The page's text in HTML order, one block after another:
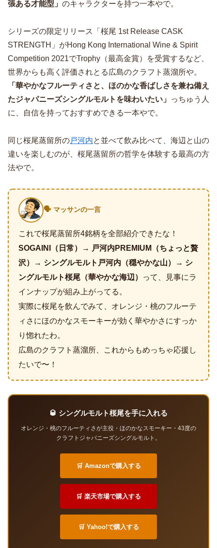
張ある才能型」 のキャラクターを持つ一本やで。
シリーズの限定リリース「桜尾 1st Release CASK
STRENGTH」がHong Kong International Wine & Spirit
Competition 2021でTrophy（最高金賞）を受賞するなど、
世界からも高く評価されとる広島のクラフト蒸溜所や。
「華やかなフルーティさと、ほのかな香ばしさを兼ね備え
たジャパニーズシングルモルトを味わいたい」 っちゅう人
に、自信を持っておすすめできる一本やで。
同じ桜尾蒸留所の戸河内と並べて飲み比べて、海辺と山の
違いを楽しむのが、桜尾蒸留所の哲学を体験する最高の方
法やで。
🗣️ マッサンの一言
これで桜尾蒸留所4銘柄を全部紹介できたな！
SOGAINI（日常）→ 戸河内PREMIUM（ちょっと贅
沢）→ シングルモルト戸河内（穏やかな山）→ シ
ングルモルト桜尾（華やかな海辺）
って、見事にラ
インナップが組み上がってる。
実際に桜尾を飲んでみて、オレンジ・桃のフルーテ
ィさにほのかなスモーキーが効く華やかさにすっか
り惚れたわ。
広島のクラフト蒸溜所、これからもめっちゃ応援し
たいで〜！
🥃 シングルモルト桜尾を手に入れる
オレンジ・桃のフルーティさが主役・ほのかなスモーキー・43度の
クラフトジャパニーズシングルモルト。
🛒 Amazonで購入する
🛒 楽天市場で購入する
🛒 Yahoo!で購入する